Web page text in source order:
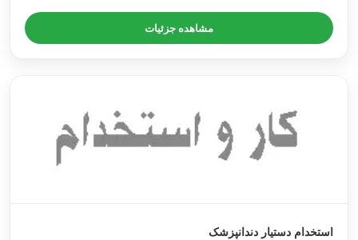
مشاهده جزئیات
استخدام دستیار دندانپزشک